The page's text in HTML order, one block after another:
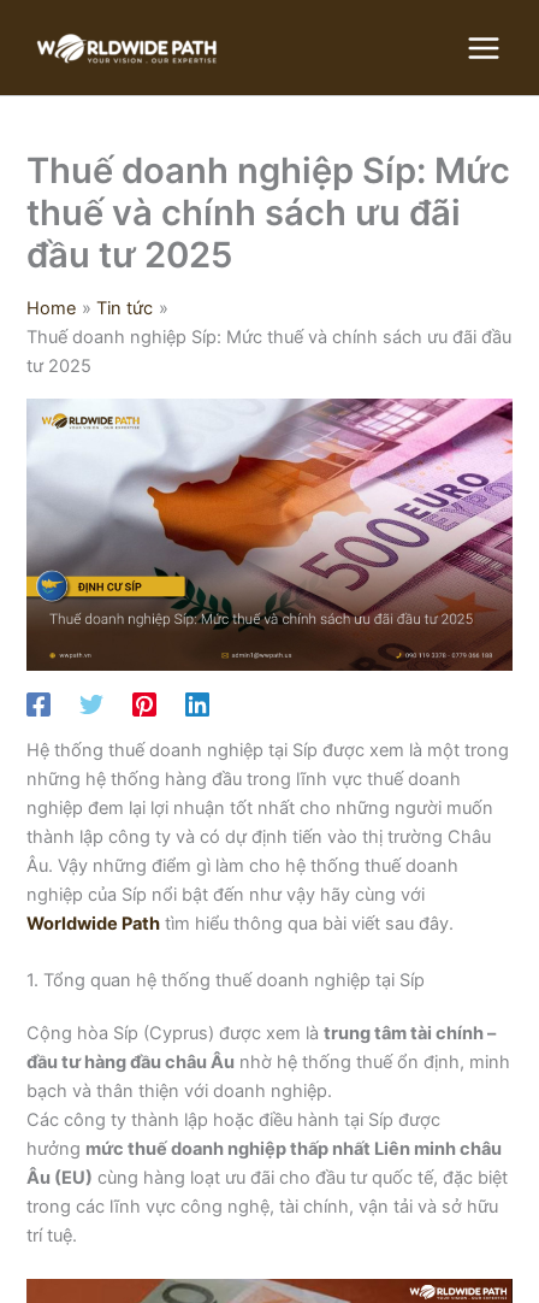
Thuế doanh nghiệp Síp: Mức
thuế và chính sách ưu đãi
đầu tư 2025
Home
Tin tức
Thuế doanh nghiệp Síp: Mức thuế và chính sách ưu đãi đầu
tư 2025
Hệ thống thuế doanh nghiệp tại Síp được xem là một trong
những hệ thống hàng đầu trong lĩnh vực thuế doanh
nghiệp đem lại lợi nhuận tốt nhất cho những người muốn
thành lập công ty và có dự định tiến vào thị trường Châu
Âu. Vậy những điểm gì làm cho hệ thống thuế doanh
nghiệp của Síp nổi bật đến như vậy hãy cùng với
Worldwide Path tìm hiểu thông qua bài viết sau đây.
1. Tổng quan hệ thống thuế doanh nghiệp tại Síp
Cộng hòa Síp (Cyprus) được xem làtrung tâm tài chính –
đầu tư hàng đầu châu Âu nhờ hệ thống thuế ổn định, minh
bạch và thân thiện với doanh nghiệp.
Các công ty thành lập hoặc điều hành tại Síp được
hưởng mức thuế doanh nghiệp thấp nhất Liên minh châu
Âu (EU) cùng hàng loạt ưu đãi cho đầu tư quốc tế, đặc biệt
trong các lĩnh vực công nghệ, tài chính, vận tải và sở hữu
trí tuệ.